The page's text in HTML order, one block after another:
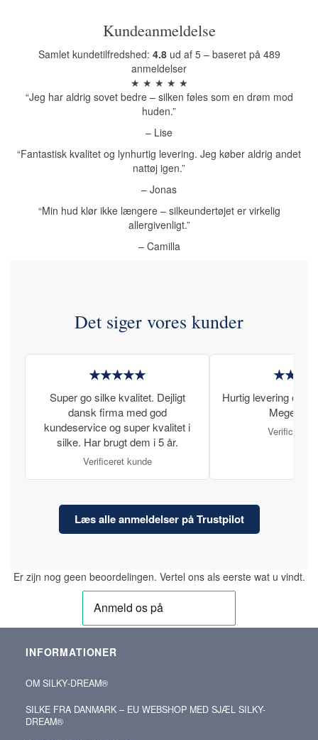
Kundeanmeldelse
Samlet kundetilfredshed: 4.8ud af 5 – baseret på 489
anmeldelser
★ ★ ★ ★ ★
“Jeg har aldrig sovet bedre – silken føles som en drøm mod
huden.”
– Lise
“Fantastisk kvalitet og lynhurtig levering. Jeg køber aldrig andet
nattøj igen.”
– Jonas
“Min hud klør ikke længere – silkeundertøjet er virkelig
allergivenligt.”
– Camilla
Det siger vores kunder
★★★★★
Super go silke kvalitet. Dejligt
dansk firma med god
kundeservice og super kvalitet i
silke. Har brugt dem i 5 år.
Verificeret kunde
Hurtig levering og
Meget
Verificeret
Læs alle anmeldelser på Trustpilot
Er zijn nog geen beoordelingen. Vertel ons als eerste wat u vindt.
INFORMATIONER
OM SILKY‑DREAM®
SILKE FRA DANMARK – EU WEBSHOP MED SJÆL SILKY-
DREAM®